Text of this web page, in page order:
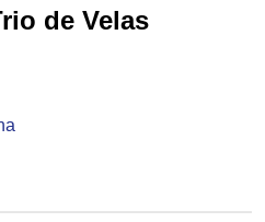
de Velas